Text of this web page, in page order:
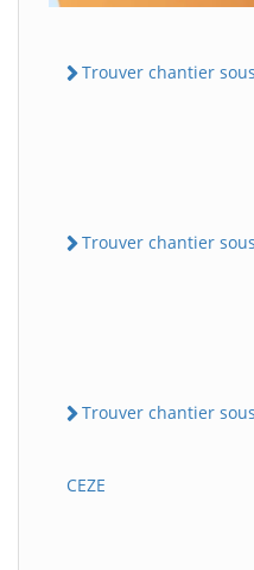
Trouver chantier
Trouver chantier
Trouver chantier
CEZE